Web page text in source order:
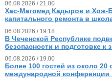
06.08.2026 / 21.00
Хас-Магомед Кадыров и Хож-
капитального ремонта в
06.08.2026 / 19.18
В Чеченской Республике
безопасности и подготовке к
06.08.2026 / 19.00
Более 100 гостей из около 20
международной конференции